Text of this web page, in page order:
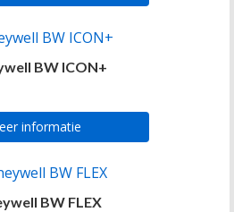
BW ICON+
informatie
BW FLEX